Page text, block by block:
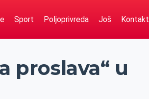
Sport Poljoprivreda Još Kontakt
proslava“ u